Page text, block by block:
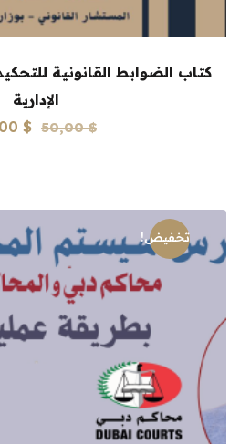
كتاب الضوابط القانونية
الإدارية
50,00$
$.
$
تخفيض!